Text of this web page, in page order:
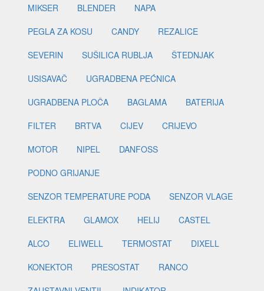
MIKSER
BLENDER
NAPA
PEGLA ZA KOSU
CANDY
REZALICE
SEVERIN
SUŠILICA RUBLJA
ŠTEDNJAK
USISAVAČ
UGRADBENA PEĆNICA
UGRADBENA PLOČA
BAGLAMA
BATERIJA
FILTER
BRTVA CIJEV
CRIJEVO
MOTOR
NIPEL
DANFOSS
PODNO GRIJANJE
SENZOR TEMPERATURE PODA
SENZOR VLAGE
ELEKTRA
GLAMOX HELIJ
CASTEL
ALCO
ELIWELL TERMOSTAT
DIXELL
KONEKTOR
PRESOSTAT
RANCO